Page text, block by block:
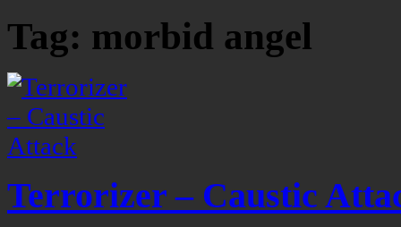
Tag: morbid angel
Terrorizer – Caustic